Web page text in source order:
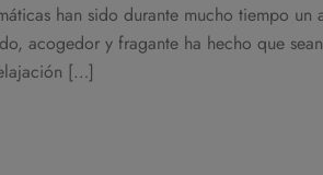
han sido durante mucho tiempo un
acogedor y fragante ha hecho que
[…]